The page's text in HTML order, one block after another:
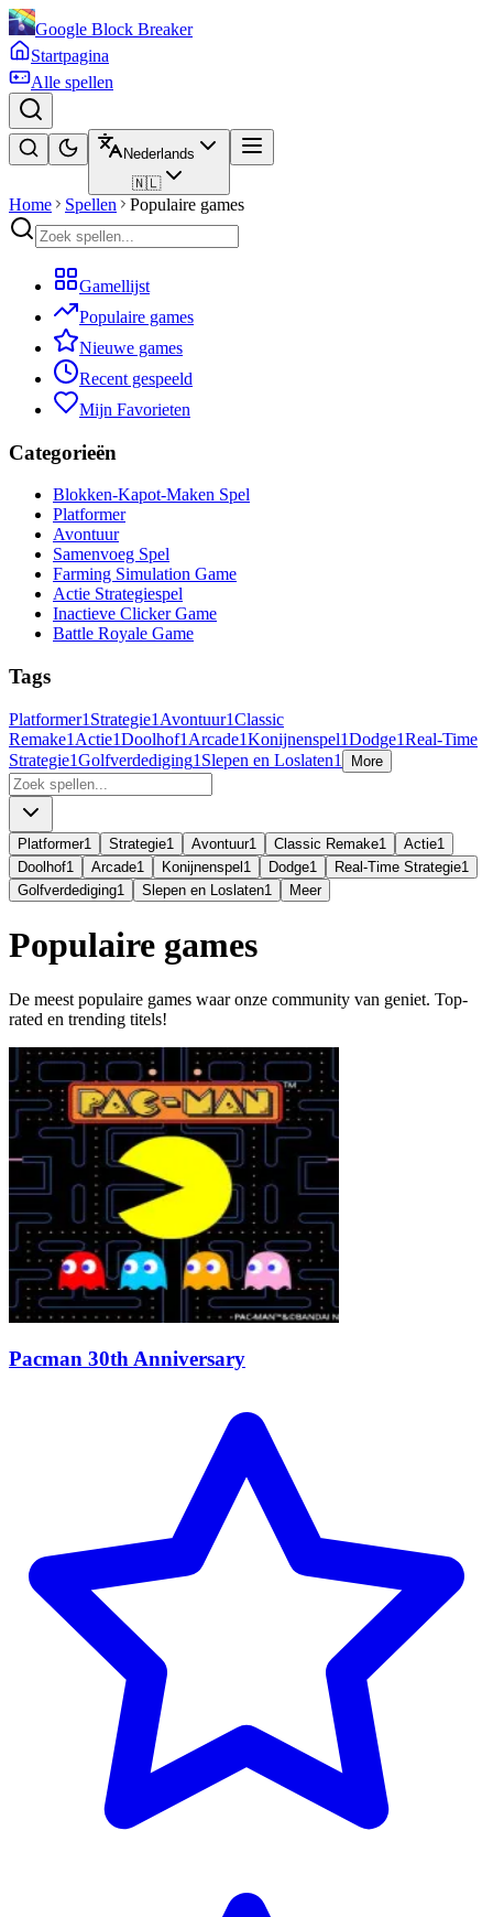
Google Block Breaker
Startpagina
Alle spellen
Nederlands
🇳🇱
Home Spellen Populaire games
Gamellijst
Populaire games
Nieuwe games
Recent gespeeld
Mijn Favorieten
Categorieën
Blokken-Kapot-Maken Spel
Platformer
Avontuur
Samenvoeg Spel
Farming Simulation Game
Actie Strategiespel
Inactieve Clicker Game
Battle Royale Game
Tags
Platformer1 Strategie1 Avontuur1Classic
Remake1 Actie1Doolhof1 Arcade1Konijnenspel1Dodge1Real-Time
Strategie1Golfverdediging1 Slepen en Loslaten1 More
Platformer1 Strategie1 Avontuur1 Classic Remake1 Actie1
Doolhof1 Arcade1 Konijnenspel 1 Dodge1 Real-Time Strategie1
Golfverdediging1 Slepen en Loslaten1 Meer
Populaire games
De meest populaire games waar onze community van geniet. Top-
rated en trending titels!
Pacman 30th Anniversary